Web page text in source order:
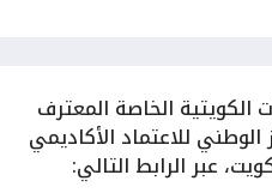
الكويتية الخاصة المعترف
للاعتماد الأكاديمي
عبر الرابط التالي: